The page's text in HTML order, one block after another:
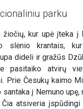
parku
žiočių, kur upė įteka į
slėnio krantais,
dideli ir gražūs
pasitaiko atvirų
Prie Česukų kaimo
santaka į Nemuno
atsiveria